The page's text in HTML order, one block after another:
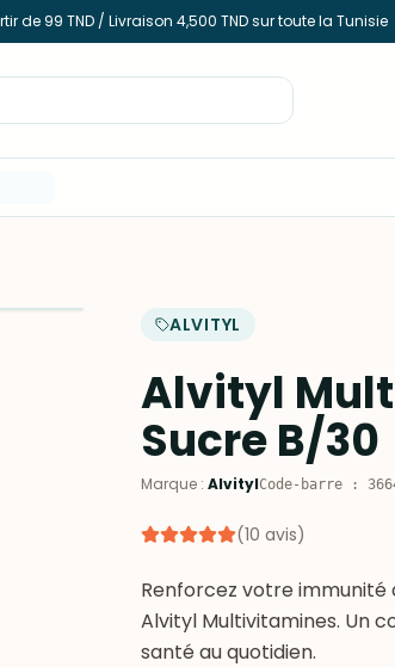
de 99 TND / Livraison 4,500 TND sur toute la Tunisie
ALVITYL
Alvityl
Sucre B/30
Marque : AlvitylCode-barre :
(10 avis)
Renforcez votre
Alvityl Multivitamines. Un
santé au quotidien.